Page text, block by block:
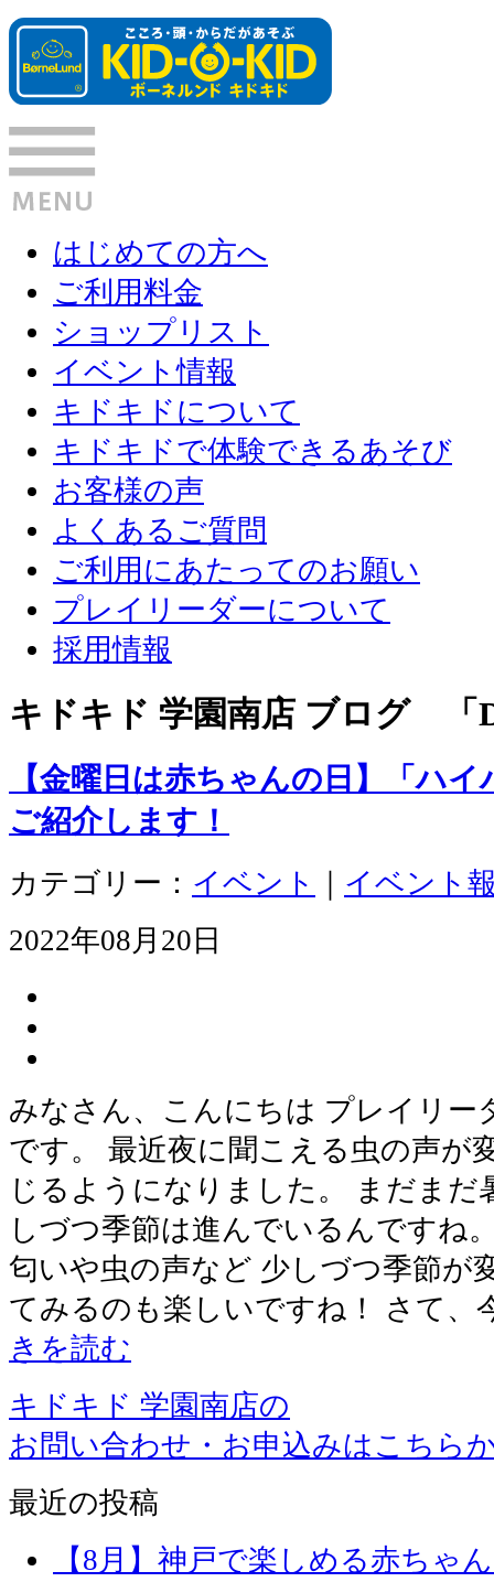
はじめての方へ
ご利用料金
ショップリスト
イベント情報
キドキドについて
キドキドで体験できるあそび
お客様の声
よくあるご質問
ご利用にあたってのお願い
プレイリーダーについて
採用情報
キドキド 学園南店 ブログ 「
【金曜日は赤ちゃんの日】「ハ
ご紹介します！
カテゴリー： イベント
イベント
2022年08月20日
みなさん、こんにちは プレイリー
です。 最近夜に聞こえる虫の声が
じるようになりました。 まだまだ
しづつ季節は進んでいるんですね
匂いや虫の声など 少しづつ季節が
てみるのも楽しいですね！ さて
きを読む
キドキド 学園南店の
お問い合わせ・お申込みはこちら
最近の投稿
【8月】神戸で楽しめる赤ちゃ